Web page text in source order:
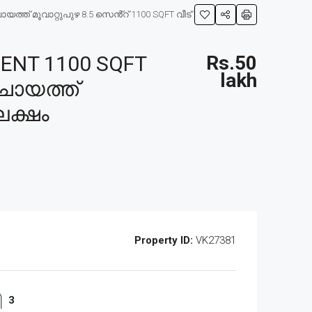
പഞ്ചായത്ത് മൂവാറ്റുപുഴ 8.5 സെൻ്റ് 1100 SQFT വീട്
1100 SQFT
Rs.50
lakh
Property ID: VK27381
3